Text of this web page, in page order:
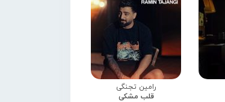
رامین تجنگی
قلب مشکی